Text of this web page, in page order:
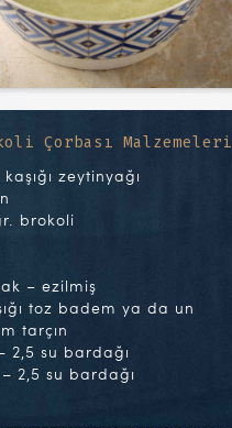
Çorbası Malzemeleri
zeytinyağı
brokoli
– ezilmiş
toz badem ya da un
tarçın
2,5 su bardağı
2,5 su bardağı